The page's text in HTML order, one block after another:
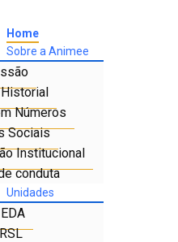
Home
Sobre a Animee
Números
Sociais
Institucional
conduta
Unidades